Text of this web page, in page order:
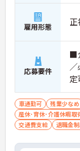
雇用形態
応募要件
■
経
車通勤可 残業少なめ
産休･育休･介護休暇取
交通費支給
退職金